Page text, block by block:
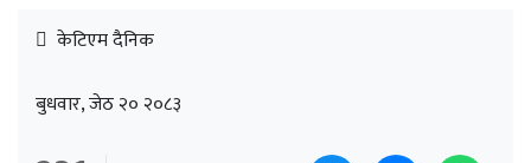
केटिएम दैनिक
बुधवार, जेठ २० २०८३